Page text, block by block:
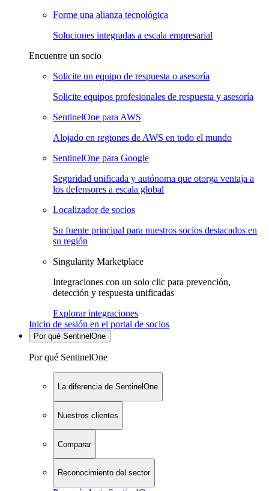
Forme una alianza tecnológica
Soluciones integradas a escala empresarial
Encuentre un socio
Solicite un equipo de respuesta o asesoría
Solicite equipos profesionales de respuesta y asesoría
SentinelOne para AWS
Alojado en regiones de AWS en todo el mundo
SentinelOne para Google
Seguridad unificada y autónoma que otorga ventaja a
los defensores a escala global
Localizador de socios
Su fuente principal para nuestros socios destacados en
su región
Singularity Marketplace
Integraciones con un solo clic para prevención,
detección y respuesta unificadas
Explorar integraciones
Inicio de sesión en el portal de socios
Por qué SentinelOne
Por qué SentinelOne
La diferencia de SentinelOne
Nuestros clientes
Comparar
Reconocimiento del sector